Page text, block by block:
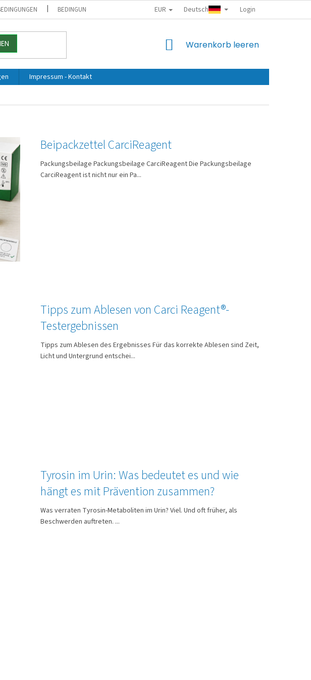
BEDINGUNGEN ZUM SCHUTZ PERSONENBEZOGENER DATEN
EUR Deutsch Login
WARENKORB
Warenkorb leeren
Impressum - Kontakt
Beipackzettel CarciReagent
Packungsbeilage Packungsbeilage CarciReagent Die Packungsbeilage
CarciReagent ist nicht nur ein Pa...
Tipps zum Ablesen von Carci Reagent®-
Testergebnissen
Tipps zum Ablesen des Ergebnisses Für das korrekte Ablesen sind Zeit,
Licht und Untergrund entschei...
Tyrosin im Urin: Was bedeutet es und wie
hängt es mit Prävention zusammen?
Was verraten Tyrosin-Metaboliten im Urin? Viel. Und oft früher, als
Beschwerden auftreten. ...